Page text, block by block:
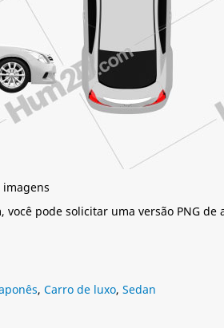
pode solicitar uma versão PNG
, Carro de luxo, Sedan